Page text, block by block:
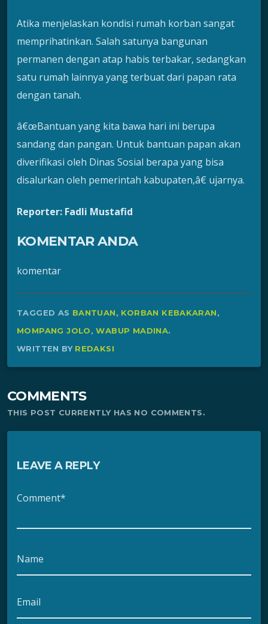
Atika menjelaskan kondisi rumah korban sangat
memprihatinkan. Salah satunya bangunan
permanen dengan atap habis terbakar, sedangkan
satu rumah lainnya yang terbuat dari papan rata
dengan tanah.
â€œBantuan yang kita bawa hari ini berupa
sandang dan pangan. Untuk bantuan papan akan
diverifikasi oleh Dinas Sosial berapa yang bisa
disalurkan oleh pemerintah kabupaten,â€ ujarnya.
Reporter: Fadli Mustafid
KOMENTAR ANDA
komentar
TAGGED AS BANTUAN, KORBAN KEBAKARAN,
MOMPANG JOLO,WABUP MADINA.
WRITTEN BY REDAKSI
COMMENTS
THIS POST CURRENTLY HAS NO COMMENTS.
LEAVE A REPLY
Comment*
Name
Email